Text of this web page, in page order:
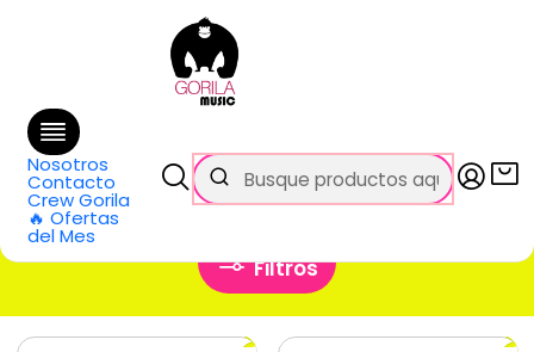
Nosotros
Contacto
Crew Gorila
🔥 Ofertas
del Mes
GRATIS
en Santiago y $99.990 en Regiones
Categorías Audio Pro
Mixer sin Power
Mixer sin Power
Filtros